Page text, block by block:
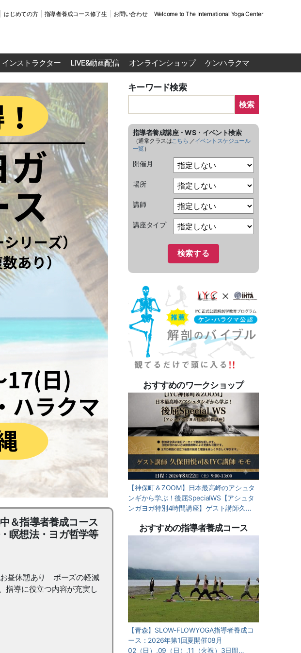
はじめての方 指導者養成コース修了生 お問い合わせ Welcome to The International Yoga Center
インストラクター LIVE&動画配信 オンラインショップ ケンハラクマ
＆指導者養成コース
瞑想法・ヨガ哲学等
昼休憩あり ポーズの軽減
指導に役立つ内容が充実し
キーワード検索
検索
指導者養成講座・WS・イベント検索
（通常クラスはこちら ／イベントスケジュール
一覧）
開催月
場所
講師
講座タイプ
おすすめのワークショップ
【神保町＆ZOOM】日本最高峰のアシュタ
ンギから学ぶ！後屈SpecialWS【アシュタ
ンガヨガ特別4時間講座】ゲスト講師久…
おすすめの指導者養成コース
【青森】SLOW-FLOWYOGA指導者養成コ
ース：2026年第1回夏開催08月
02（日）,09（日）,11（火祝）3日間…